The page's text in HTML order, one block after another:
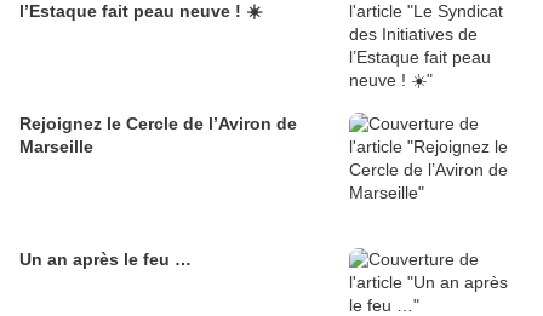
l’Estaque fait peau neuve ! ☀️
Rejoignez le Cercle de l’Aviron de
Marseille
Un an après le feu …